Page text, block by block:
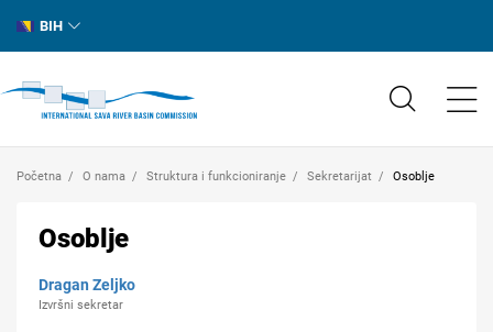
BIH
Početna O nama Struktura i funkcioniranje Sekretarijat Osoblje
Osoblje
Dragan Zeljko
Izvršni sekretar